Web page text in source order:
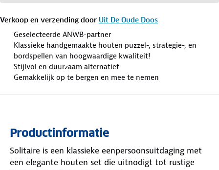
Verkoop en verzending door Uit De Oude Doos
Geselecteerde ANWB-partner
Klassieke handgemaakte houten puzzel-, strategie-, en
bordspellen van hoogwaardige kwaliteit!
Stijlvol en duurzaam alternatief
Gemakkelijk op te bergen en mee te nemen
Productinformatie
Solitaire is een klassieke eenpersoonsuitdaging met
een elegante houten set die uitnodigt tot rustige